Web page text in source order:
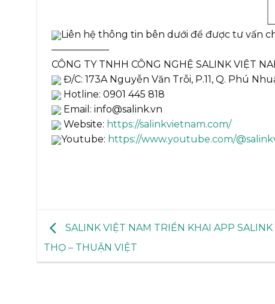
Liên hệ thông tin bên dưới để được tư vấn
——————
CÔNG TY TNHH CÔNG NGHỆ SALINK VIỆT
Đ/C: 173A Nguyễn Văn Trỗi, P.11, Q. Phú
Hotline: 0901 445 818
Email: info@salink.vn
Website: https://salinkvietnam.com/
Youtube: https://www.youtube.com/
SALINK VIỆT NAM TRIỂN KHAI APP
THỌ – THUẬN VIỆT